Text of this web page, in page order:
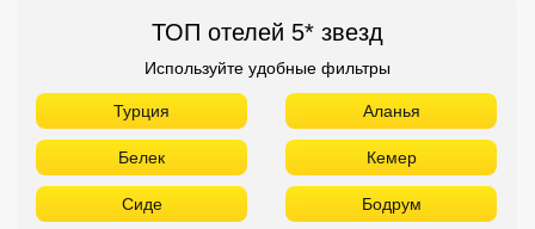
ТОП отелей 5* звезд
Используйте удобные фильтры
Турция Аланья
Белек Кемер
Сиде Бодрум